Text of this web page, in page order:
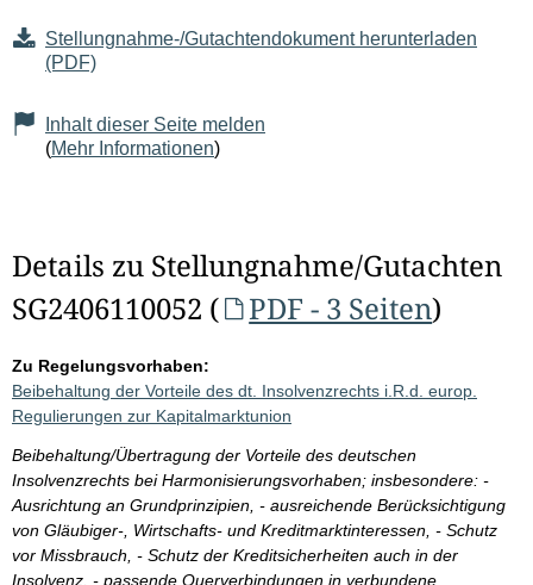
Stellungnahme-/Gutachtendokument herunterladen
(PDF)
Inhalt dieser Seite melden
(Mehr Informationen)
Details zu Stellungnahme/Gutachten
SG2406110052 (
PDF - 3 Seiten)
Zu Regelungsvorhaben:
Beibehaltung der Vorteile des dt. Insolvenzrechts i.R.d. europ.
Regulierungen zur Kapitalmarktunion
Beibehaltung/Übertragung der Vorteile des deutschen
Insolvenzrechts bei Harmonisierungsvorhaben; insbesondere: -
Ausrichtung an Grundprinzipien, - ausreichende Berücksichtigung
von Gläubiger-, Wirtschafts- und Kreditmarktinteressen, - Schutz
vor Missbrauch, - Schutz der Kreditsicherheiten auch in der
Insolvenz, - passende Querverbindungen in verbundene